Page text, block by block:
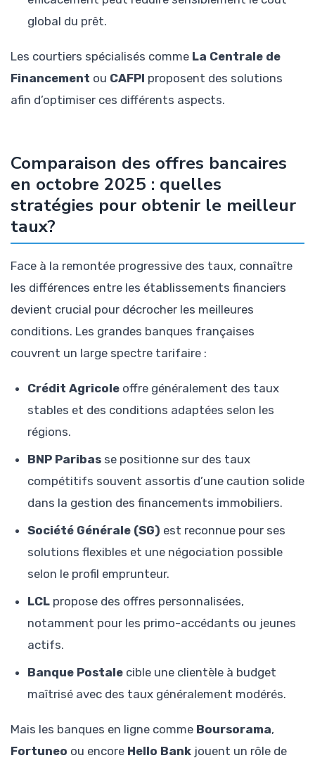
global du prêt.
Les courtiers spécialisés comme La Centrale de
Financement ou CAFPI proposent des solutions
afin d’optimiser ces différents aspects.
Comparaison des offres bancaires
en octobre 2025 : quelles
stratégies pour obtenir le meilleur
taux?
Face à la remontée progressive des taux, connaître
les différences entre les établissements financiers
devient crucial pour décrocher les meilleures
conditions. Les grandes banques françaises
couvrent un large spectre tarifaire :
Crédit Agricole offre généralement des taux
stables et des conditions adaptées selon les
régions.
BNP Paribas se positionne sur des taux
compétitifs souvent assortis d’une caution solide
dans la gestion des financements immobiliers.
Société Générale (SG) est reconnue pour ses
solutions flexibles et une négociation possible
selon le profil emprunteur.
LCL propose des offres personnalisées,
notamment pour les primo-accédants ou jeunes
actifs.
Banque Postale cible une clientèle à budget
maîtrisé avec des taux généralement modérés.
Mais les banques en ligne comme Boursorama,
Fortuneo ou encore Hello Bank jouent un rôle de